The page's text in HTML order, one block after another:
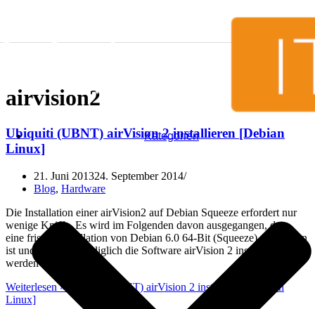
Kategorien
airvision2
Ubiquiti (UBNT) airVision 2 installieren [Debian
Linux]
21. Juni 201324. September 2014
Blog, Hardware
Die Installation einer airVision2 auf Debian Squeeze erfordert nur
wenige Kniffe. Es wird im Folgenden davon ausgegangen, dass
eine frische Installation von Debian 6.0 64-Bit (Squeeze) vorhanden
ist und zusätzlich lediglich die Software airVision 2 installiert
werden soll.
Weiterlesen »
Ubiquiti (UBNT) airVision 2 installieren [Debian
Linux]